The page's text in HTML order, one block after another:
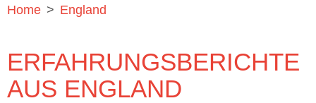
Home > England
ERFAHRUNGSBERICHTE
AUS ENGLAND